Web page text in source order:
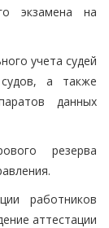
экзамена на
учета судей
а также
данных
резерва
работников
аттестации